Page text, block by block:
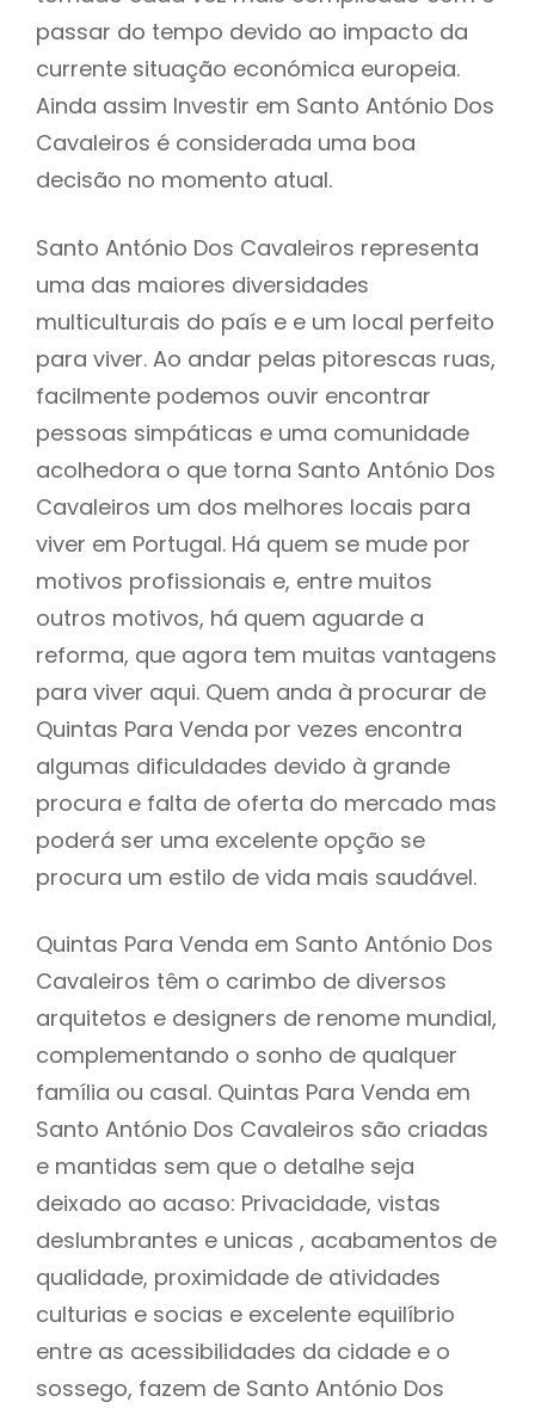
passar do tempo devido ao impacto da
currente situação económica europeia.
Ainda assim Investir em Santo António Dos
Cavaleiros é considerada uma boa
decisão no momento atual.
Santo António Dos Cavaleiros representa
uma das maiores diversidades
multiculturais do país e e um local perfeito
para viver. Ao andar pelas pitorescas ruas,
facilmente podemos ouvir encontrar
pessoas simpáticas e uma comunidade
acolhedora o que torna Santo António Dos
Cavaleiros um dos melhores locais para
viver em Portugal. Há quem se mude por
motivos profissionais e, entre muitos
outros motivos, há quem aguarde a
reforma, que agora tem muitas vantagens
para viver aqui. Quem anda à procurar de
Quintas Para Venda por vezes encontra
algumas dificuldades devido à grande
procura e falta de oferta do mercado mas
poderá ser uma excelente opção se
procura um estilo de vida mais saudável.
Quintas Para Venda em Santo António Dos
Cavaleiros têm o carimbo de diversos
arquitetos e designers de renome mundial,
complementando o sonho de qualquer
família ou casal. Quintas Para Venda em
Santo António Dos Cavaleiros são criadas
e mantidas sem que o detalhe seja
deixado ao acaso: Privacidade, vistas
deslumbrantes e unicas , acabamentos de
qualidade, proximidade de atividades
culturias e socias e excelente equilíbrio
entre as acessibilidades da cidade e o
sossego, fazem de Santo António Dos